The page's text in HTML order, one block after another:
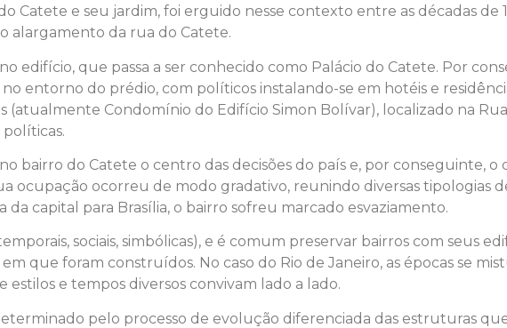
Catete e seu jardim, foi erguido nesse contexto entre as décadas de
alargamento da rua do Catete.
edifício, que passa a ser conhecido como Palácio do Catete. Por
entorno do prédio, com políticos instalando-se em hotéis e
(atualmente Condomínio do Edifício Simon Bolívar), localizado na
bairro do Catete o centro das decisões do país e, por conseguinte,
ocupação ocorreu de modo gradativo, reunindo diversas tipologias
capital para Brasília, o bairro sofreu marcado esvaziamento.
sociais, simbólicas), e é comum preservar bairros com seus
que foram construídos. No caso do Rio de Janeiro, as épocas se
e tempos diversos convivam lado a lado.
pelo processo de evolução diferenciada das estruturas